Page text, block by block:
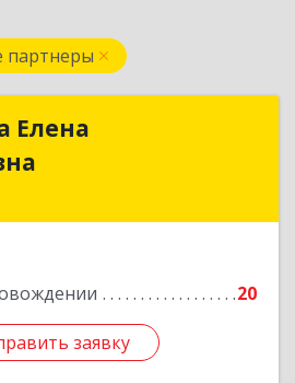
партнеры
Елена
20
заявку
ИП Данилова Елена
заявку